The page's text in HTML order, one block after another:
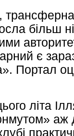
більш
є
Портал
літа
аж